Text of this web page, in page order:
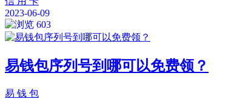
2023-06-09
603
易钱包序列号到哪可以免费领？
易 钱 包